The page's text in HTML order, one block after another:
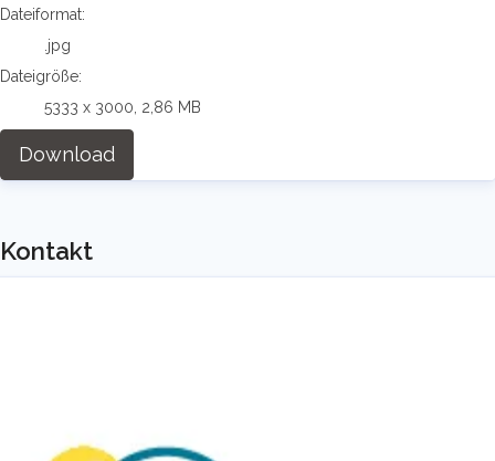
Dateiformat:
.jpg
Dateigröße:
5333 x 3000, 2,86 MB
Download
Kontakt